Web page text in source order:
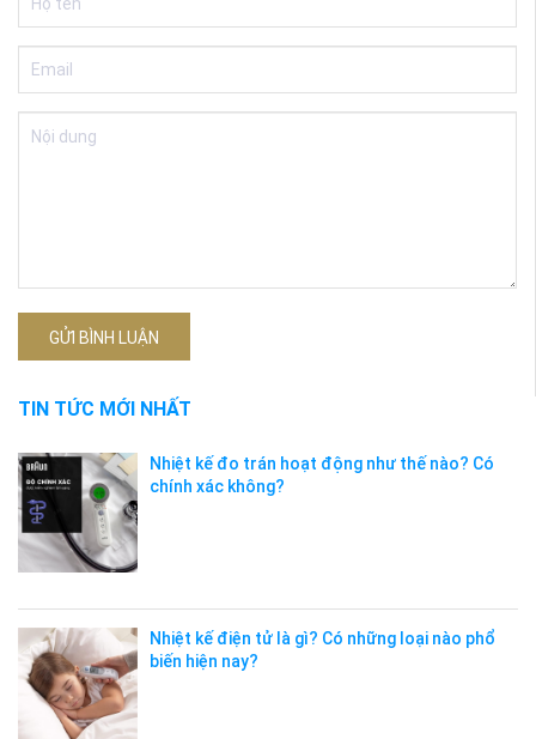
GỬI BÌNH LUẬN
TIN TỨC MỚI NHẤT
Nhiệt kế đo trán hoạt động như thế nào? Có
chính xác không?
Nhiệt kế điện tử là gì? Có những loại nào phổ
biến hiện nay?